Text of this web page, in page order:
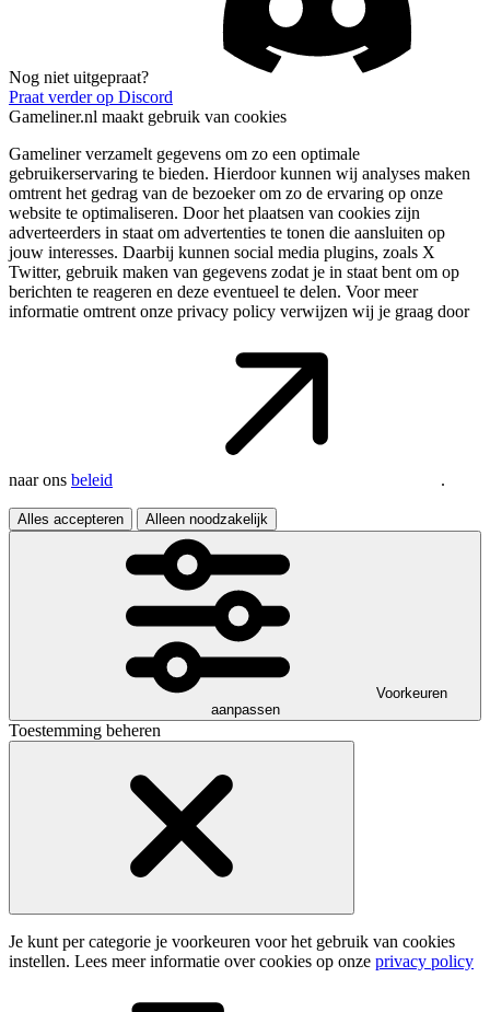
Nog niet uitgepraat?
Praat verder op Discord
Gameliner.nl maakt gebruik van cookies
Gameliner verzamelt gegevens om zo een optimale
gebruikerservaring te bieden. Hierdoor kunnen wij analyses maken
omtrent het gedrag van de bezoeker om zo de ervaring op onze
website te optimaliseren. Door het plaatsen van cookies zijn
adverteerders in staat om advertenties te tonen die aansluiten op
jouw interesses. Daarbij kunnen social media plugins, zoals X
Twitter, gebruik maken van gegevens zodat je in staat bent om op
berichten te reageren en deze eventueel te delen. Voor meer
informatie omtrent onze privacy policy verwijzen wij je graag door
naar ons beleid .
Alles accepteren Alleen noodzakelijk
Voorkeuren
aanpassen
Toestemming beheren
Je kunt per categorie je voorkeuren voor het gebruik van cookies
instellen. Lees meer informatie over cookies op onze privacy policy